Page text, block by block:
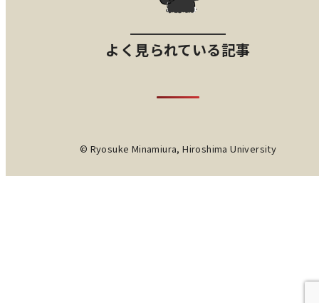
よく見られている記事
© Ryosuke Minamiura, Hiroshima University